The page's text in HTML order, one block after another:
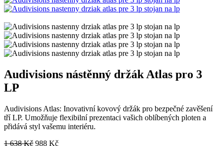
Audivisions nástěnný držák Atlas pro 3
LP
Audivisions Atlas: Inovativní kovový držák pro bezpečné zavěšení
tří LP. Umožňuje flexibilní prezentaci vašich oblíbených ploten a
přidává styl vašemu interiéru.
1 638Kč Původní
988 KčAktuální